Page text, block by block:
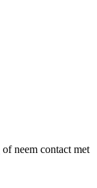
of neem contact met